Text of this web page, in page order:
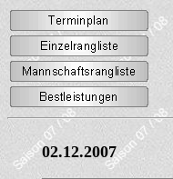
02.12.2007